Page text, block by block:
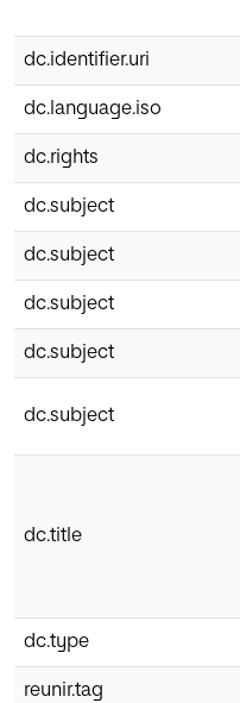
dc.identifier.uri
dc.language.iso
dc.rights
dc.subject
dc.subject
dc.subject
dc.subject
dc.subject
dc.title
dc.type
reunir.tag